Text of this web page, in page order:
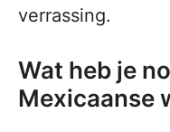
verrassing.
Wat heb je
Mexicaanse